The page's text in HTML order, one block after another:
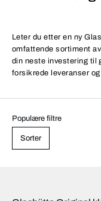
Leter du etter en ny
omfattende sortiment
din neste investering til
forsikrede leveranser
Populære filtre
Sorter